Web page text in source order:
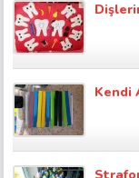
Kendi